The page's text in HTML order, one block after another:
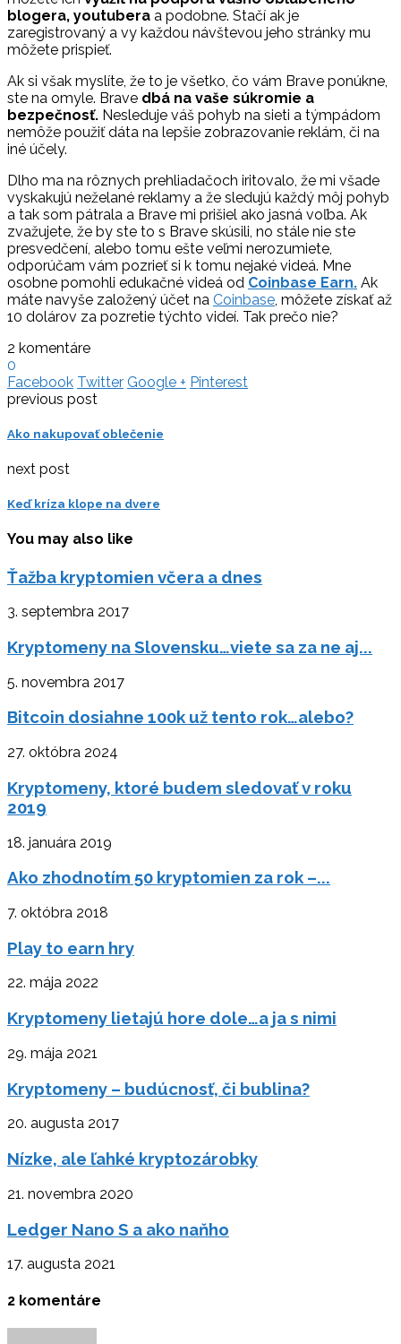
blogera, youtubera a podobne. Stačí ak je
zaregistrovaný a vy každou návštevou jeho stránky mu
môžete prispieť.
Ak si však myslíte, že to je všetko, čo vám Brave ponúkne,
ste na omyle. Brave dbá na vaše súkromie a
bezpečnosť. Nesleduje váš pohyb na sieti a týmpádom
nemôže použiť dáta na lepšie zobrazovanie reklám, či na
iné účely.
Dlho ma na rôznych prehliadačoch iritovalo, že mi všade
vyskakujú neželané reklamy a že sledujú každý môj pohyb
a tak som pátrala a Brave mi prišiel ako jasná voľba. Ak
zvažujete, že by ste to s Brave skúsili, no stále nie ste
presvedčení, alebo tomu ešte veľmi nerozumiete,
odporúčam vám pozrieť si k tomu nejaké videá. Mne
osobne pomohli edukačné videá od Coinbase Earn. Ak
máte navyše založený účet na Coinbase , môžete získať až
10 dolárov za pozretie týchto videí. Tak prečo nie?
2 komentáre
0
Facebook Twitter Google + Pinterest
previous post
Ako nakupovať oblečenie
next post
Keď kríza klope na dvere
You may also like
Ťažba kryptomien včera a dnes
3. septembra 2017
Kryptomeny na Slovensku…viete sa za ne aj...
5. novembra 2017
Bitcoin dosiahne 100k už tento rok…alebo?
27. októbra 2024
Kryptomeny, ktoré budem sledovať v roku
2019
18. januára 2019
Ako zhodnotím 50 kryptomien za rok –...
7. októbra 2018
Play to earn hry
22. mája 2022
Kryptomeny lietajú hore dole…a ja s nimi
29. mája 2021
Kryptomeny – budúcnosť, či bublina?
20. augusta 2017
Nízke, ale ľahké kryptozárobky
21. novembra 2020
Ledger Nano S a ako naňho
17. augusta 2021
2 komentáre